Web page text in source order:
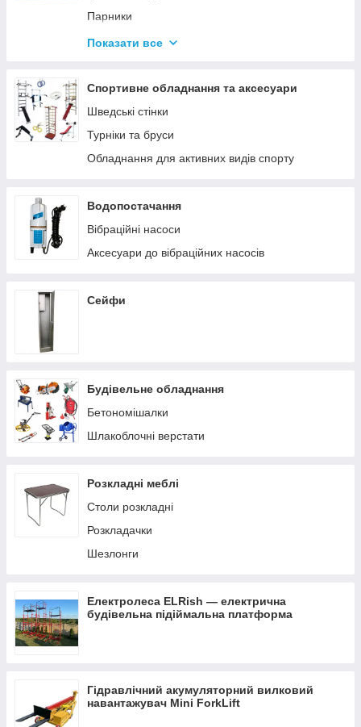
Парники
Термоси
Показати все
Спортивне обладнання та аксесуари
Шведські стінки
Турніки та бруси
Обладнання для активних видів спорту
Водопостачання
Вібраційні насоси
Аксесуари до вібраційних насосів
Сейфи
Будівельне обладнання
Бетономішалки
Шлакоблочні верстати
Розкладні меблі
Столи розкладні
Розкладачки
Шезлонги
Електролеса ELRish — електрична
будівельна підіймальна платформа
Гідравлічний акумуляторний вилковий
навантажувач Mini ForkLift